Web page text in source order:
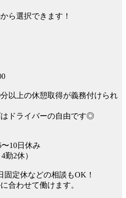
ら選択できます！
以上の休憩取得が義務付けられ
ドライバーの自由です◎
10日休み
勤2休）
定休などの相談もOK！
合わせて働けます。